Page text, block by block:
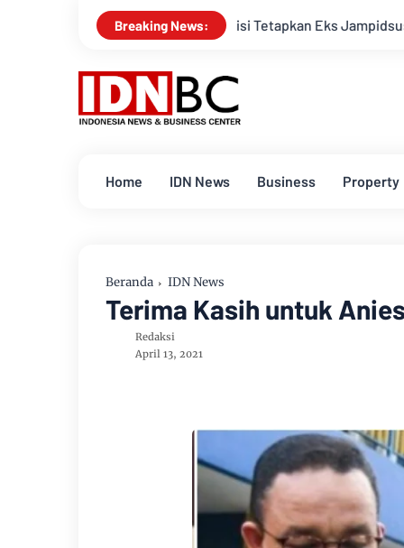
Breaking News:
Polisi Tetapkan Eks Jampidsus Febrie Adriansyah
Home IDN News Business Property
Beranda IDN News
Terima Kasih untuk
Redaksi
April 13, 2021